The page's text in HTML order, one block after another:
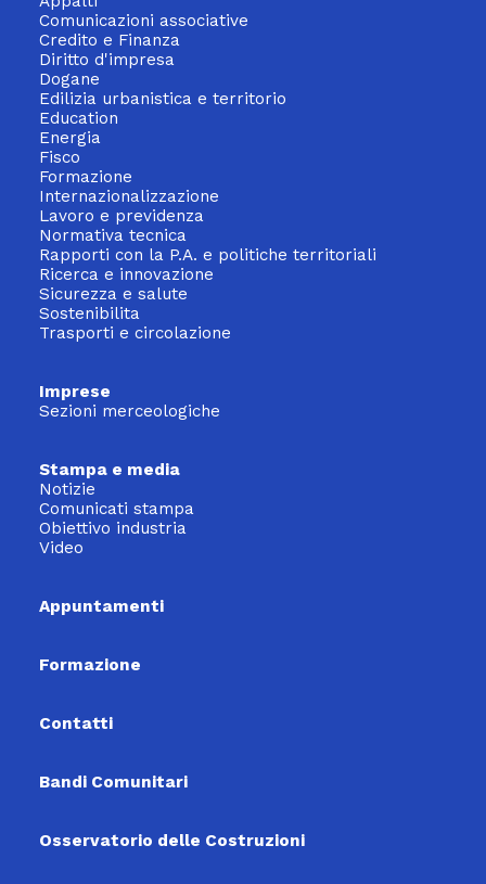
Comunicazioni associative
Credito e Finanza
Diritto d'impresa
Dogane
Edilizia urbanistica e territorio
Education
Energia
Fisco
Formazione
Internazionalizzazione
Lavoro e previdenza
Normativa tecnica
Rapporti con la P.A. e politiche territoriali
Ricerca e innovazione
Sicurezza e salute
Sostenibilita
Trasporti e circolazione
Imprese
Sezioni merceologiche
Stampa e media
Notizie
Comunicati stampa
Obiettivo industria
Video
Appuntamenti
Formazione
Contatti
Bandi Comunitari
Osservatorio delle Costruzioni